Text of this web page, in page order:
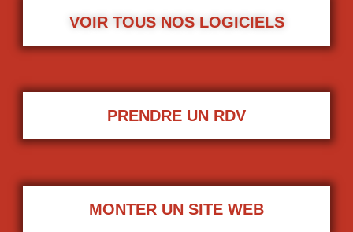
VOIR TOUS NOS LOGICIELS
PRENDRE UN RDV
MONTER UN SITE WEB